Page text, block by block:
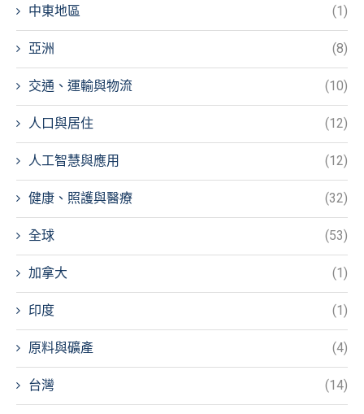
中東地區 (1)
亞洲 (8)
交通、運輸與物流 (10)
人口與居住 (12)
人工智慧與應用 (12)
健康、照護與醫療 (32)
全球 (53)
加拿大 (1)
印度 (1)
原料與礦產 (4)
台灣 (14)